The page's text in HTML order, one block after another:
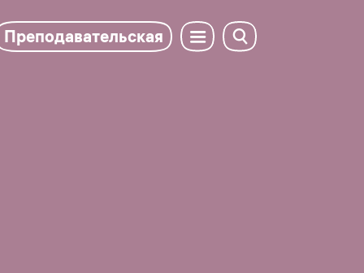
Преподавательская